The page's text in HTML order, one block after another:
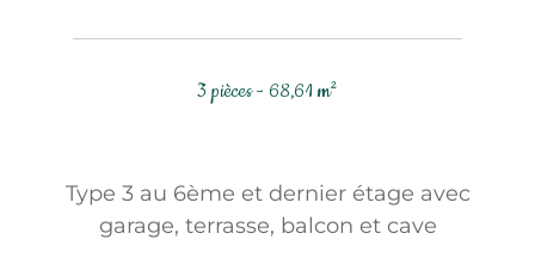
3 pièces - 68,61 m²
Type 3 au 6ème et dernier étage avec
garage, terrasse, balcon et cave